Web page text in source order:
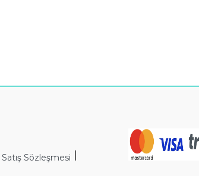
Satış Sözleşmesi I